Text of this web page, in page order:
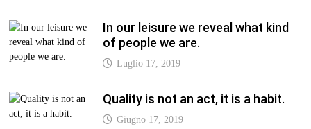
In our leisure we reveal what kind
of people we are.
Luglio 17, 2019
Quality is not an act, it is a habit.
Giugno 17, 2019